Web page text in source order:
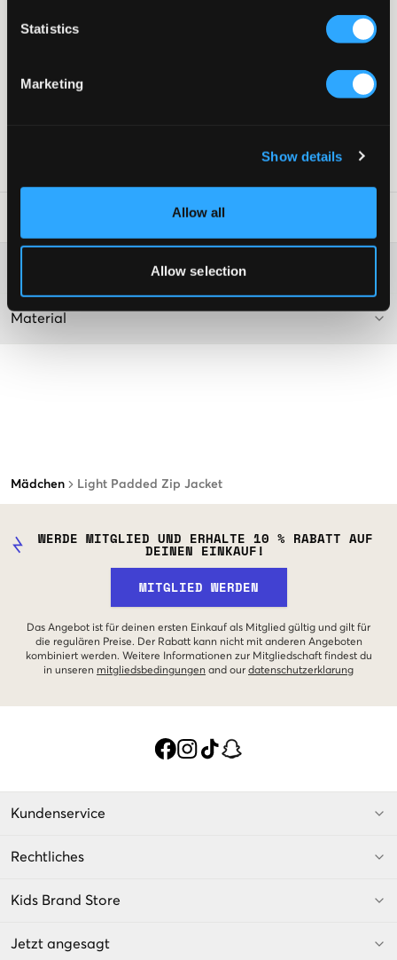
Statistics
Marketing
Show details
Allow all
Allow selection
Mädchen Light Padded Zip Jacket
Herbst und Frühling.
Rundhalsausschnitt
Material
WERDE MITGLIED UND ERHALTE 10 % RABATT AUF
DEINEN EINKAUF!
MITGLIED WERDEN
Das Angebot ist für deinen ersten Einkauf als Mitglied gültig und gilt für
die regulären Preise. Der Rabatt kann nicht mit anderen Angeboten
kombiniert werden. Weitere Informationen zur Mitgliedschaft findest du
in unseren mitgliedsbedingungen and our datenschutzerklarung
Kundenservice
Rechtliches
Kids Brand Store
Jetzt angesagt